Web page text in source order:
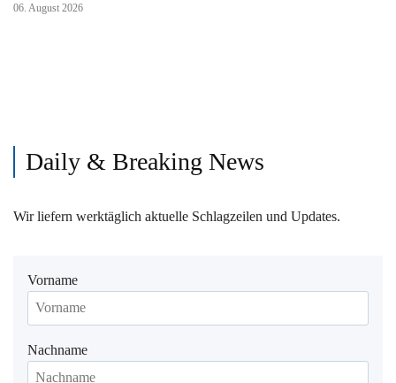
06. August 2026
Daily & Breaking News
Wir liefern werktäglich aktuelle Schlagzeilen und Updates.
Vorname
Nachname